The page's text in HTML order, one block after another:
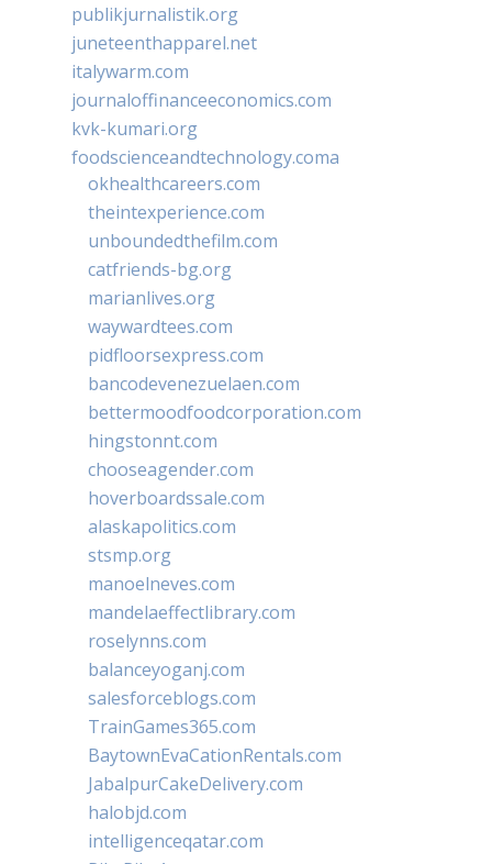
publikjurnalistik.org
juneteenthapparel.net
italywarm.com
journaloffinanceeconomics.com
kvk-kumari.org
foodscienceandtechnology.coma
okhealthcareers.com
theintexperience.com
unboundedthefilm.com
catfriends-bg.org
marianlives.org
waywardtees.com
pidfloorsexpress.com
bancodevenezuelaen.com
bettermoodfoodcorporation.com
hingstonnt.com
chooseagender.com
hoverboardssale.com
alaskapolitics.com
stsmp.org
manoelneves.com
mandelaeffectlibrary.com
roselynns.com
balanceyoganj.com
salesforceblogs.com
TrainGames365.com
BaytownEvaCationRentals.com
JabalpurCakeDelivery.com
halobjd.com
intelligenceqatar.com